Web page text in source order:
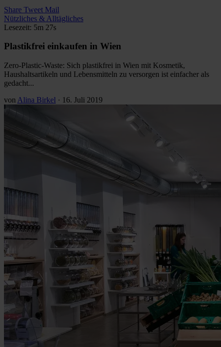
Share Tweet Mail
Nützliches & Alltägliches
Lesezeit: 5m 27s
Plastikfrei einkaufen in Wien
Zero-Plastic-Waste: Sich plastikfrei in Wien mit Kosmetik,
Haushaltsartikeln und Lebensmitteln zu versorgen ist einfacher als
gedacht...
von Alina Birkel · 16. Juli 2019